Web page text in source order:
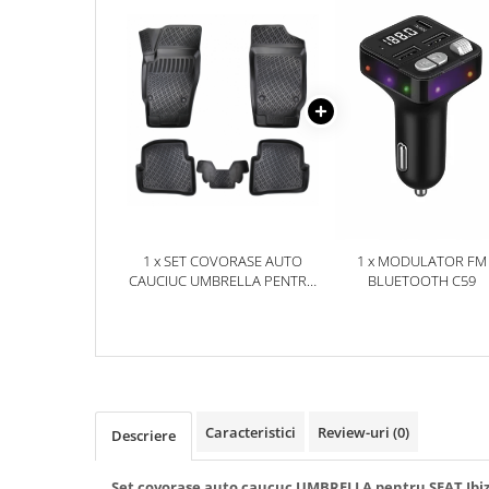
Incarcatoare Auto
Accesorii pentru Roti si Anvelope
Organizatoare Auto
Piese Caroserie
Amortizoare Capota
1 x SET COVORASE AUTO
CAUCIUC UMBRELLA PENTRU
1 x MODULATOR FM
BLUETOOTH C59
Descriere Caracteristici Review-uri (0)